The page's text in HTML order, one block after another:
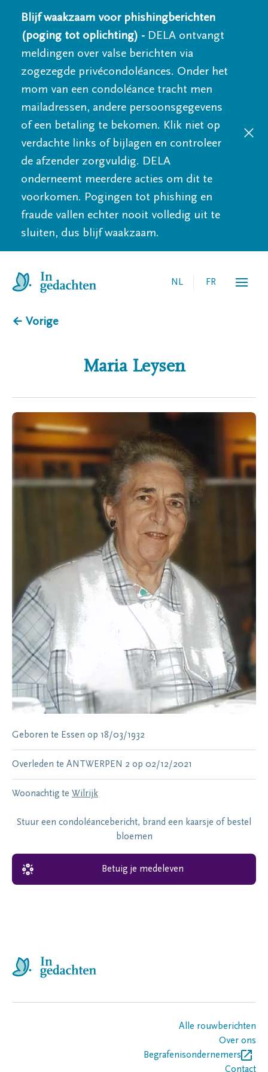
Blijf waakzaam voor phishingberichten
(poging tot oplichting) - DELA ontvangt
meldingen over valse berichten via
zogezegde privécondoléances. Onder het
mom van een condoléance tracht men
mailadressen, andere persoonsgegevens
of een betaling te bekomen. Klik niet op
verdachte links of bijlagen en controleer
de afzender zorgvuldig. DELA
onderneemt meerdere acties om dit te
voorkomen. Pogingen tot phishing en
fraude vallen echter nooit volledig uit te
sluiten, dus blijf waakzaam.
NL FR
← Vorige
Maria Leysen
Geboren te Essen op 18/03/1932
Overleden te ANTWERPEN 2 op 02/12/2021
Woonachtig te Wilrijk
Stuur een condoléancebericht, brand een kaarsje of bestel
bloemen
Betuig je medeleven
Alle rouwberichten
Over ons
Begrafenisondernemers
Contact